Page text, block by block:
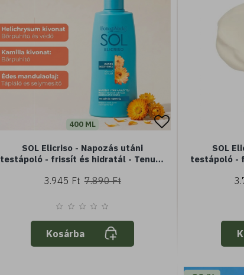
400 ML
SOL Elicriso - Napozás utáni
testápoló - frissít és hidratál - Tenuta
Könnyű textúra - Gyorsan felszívódó
3.945 Ft 7.890 Ft
Kosárba
SOL
testápoló -
Könnyű